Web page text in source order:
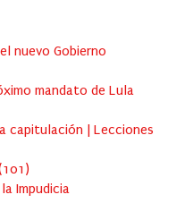
nuevo Gobierno
mandato de Lula
capitulación | Lecciones
101 )
Impudicia